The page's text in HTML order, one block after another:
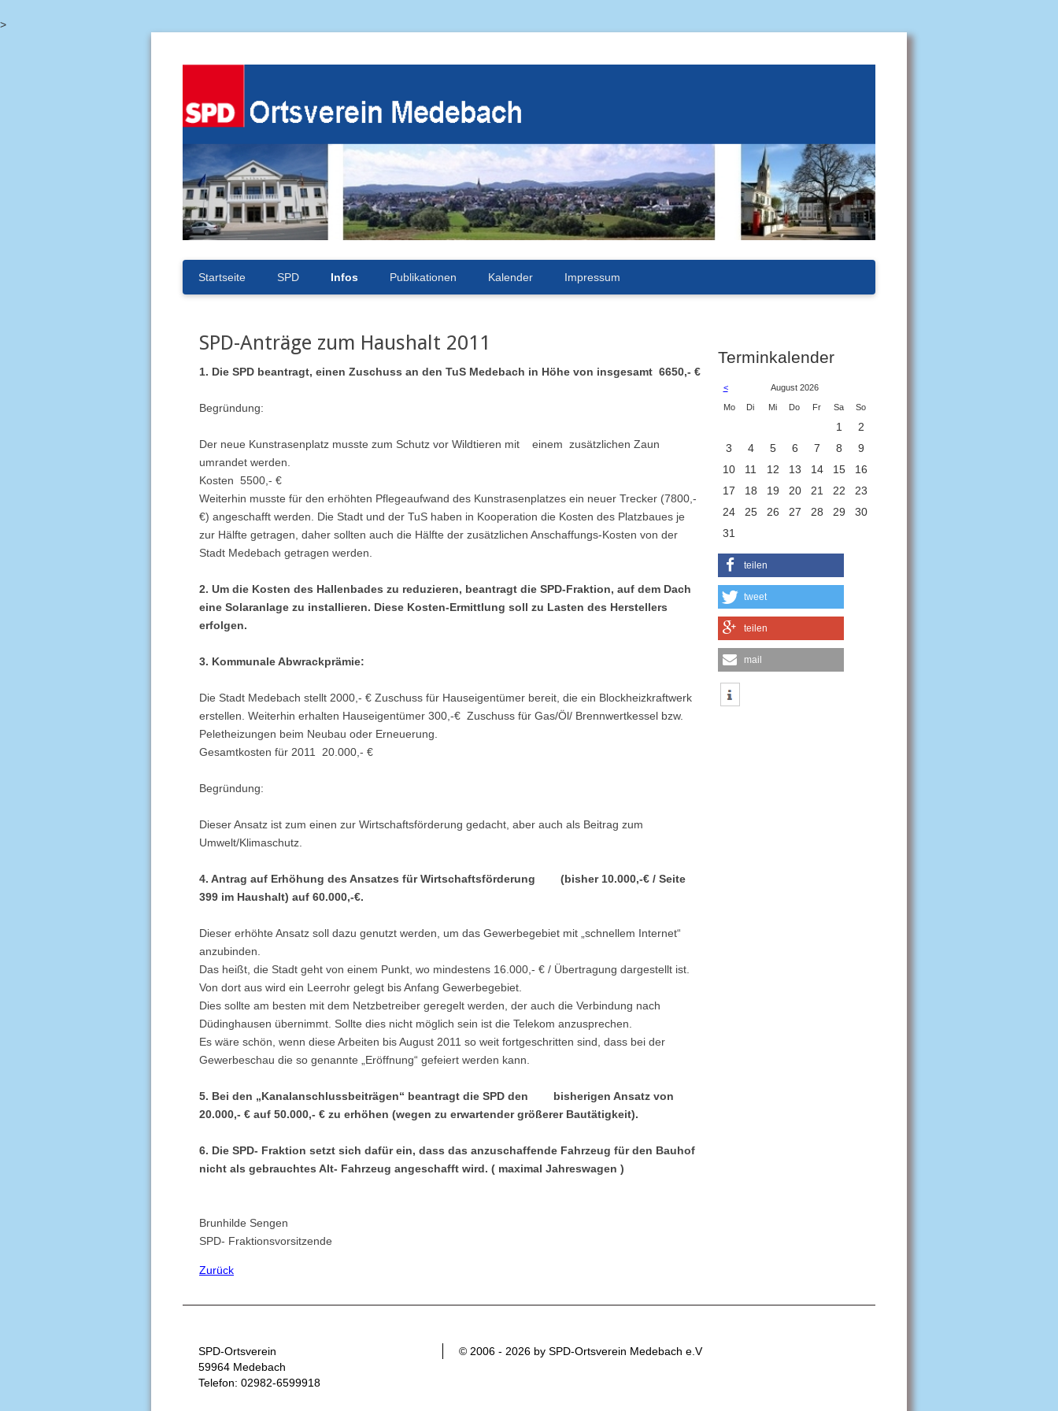
>
Navigation
Startseite SPD Infos Publikationen Kalender Impressum
SPD-Anträge zum Haushalt 2011
1. Die SPD beantragt, einen Zuschuss an den TuS Medebach in Höhe von insgesamt 6650,- €
Begründung:
Der neue Kunstrasenplatz musste zum Schutz vor Wildtieren mit einem zusätzlichen Zaun
umrandet werden.
Kosten 5500,- €
Weiterhin musste für den erhöhten Pflegeaufwand des Kunstrasenplatzes ein neuer Trecker (7800,-
€) angeschafft werden. Die Stadt und der TuS haben in Kooperation die Kosten des Platzbaues je
zur Hälfte getragen, daher sollten auch die Hälfte der zusätzlichen Anschaffungs-Kosten von der
Stadt Medebach getragen werden.
2. Um die Kosten des Hallenbades zu reduzieren, beantragt die SPD-Fraktion, auf dem Dach
eine Solaranlage zu installieren. Diese Kosten-Ermittlung soll zu Lasten des Herstellers
erfolgen.
3. Kommunale Abwrackprämie:
Die Stadt Medebach stellt 2000,- € Zuschuss für Hauseigentümer bereit, die ein Blockheizkraftwerk
erstellen. Weiterhin erhalten Hauseigentümer 300,-€ Zuschuss für Gas/Öl/ Brennwertkessel bzw.
Peletheizungen beim Neubau oder Erneuerung.
Gesamtkosten für 2011 20.000,- €
Begründung:
Dieser Ansatz ist zum einen zur Wirtschaftsförderung gedacht, aber auch als Beitrag zum
Umwelt/Klimaschutz.
4. Antrag auf Erhöhung des Ansatzes für Wirtschaftsförderung (bisher 10.000,-€ / Seite
399 im Haushalt) auf 60.000,-€.
Dieser erhöhte Ansatz soll dazu genutzt werden, um das Gewerbegebiet mit „schnellem Internet“
anzubinden.
Das heißt, die Stadt geht von einem Punkt, wo mindestens 16.000,- € / Übertragung dargestellt ist.
Von dort aus wird ein Leerrohr gelegt bis Anfang Gewerbegebiet.
Dies sollte am besten mit dem Netzbetreiber geregelt werden, der auch die Verbindung nach
Düdinghausen übernimmt. Sollte dies nicht möglich sein ist die Telekom anzusprechen.
Es wäre schön, wenn diese Arbeiten bis August 2011 so weit fortgeschritten sind, dass bei der
Gewerbeschau die so genannte „Eröffnung“ gefeiert werden kann.
5. Bei den „Kanalanschlussbeiträgen“ beantragt die SPD den bisherigen Ansatz von
20.000,- € auf 50.000,- € zu erhöhen (wegen zu erwartender größerer Bautätigkeit).
6. Die SPD- Fraktion setzt sich dafür ein, dass das anzuschaffende Fahrzeug für den Bauhof
nicht als gebrauchtes Alt- Fahrzeug angeschafft wird. ( maximal Jahreswagen )
Brunhilde Sengen
SPD- Fraktionsvorsitzende
Zurück
Terminkalender
< August 2026
MontagDienstag
Mittwoch
Donnerstag
FreitagSamstag
Sonntag
1
2
3
4 5 6 7 8
9
10
11 12 13 14 15
16
17
18 19 20 21 22
23
24
25 26 27 28 29
30
31
teilen
tweet
teilen
mail
SPD-Ortsverein
59964 Medebach
Telefon: 02982-6599918
© 2006 - 2026 by SPD-Ortsverein Medebach e.V